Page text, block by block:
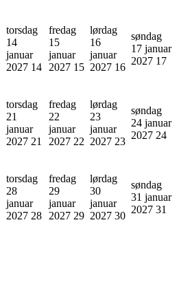
torsdag
14
januar
2027 14
fredag
15
januar
2027 15
lørdag
16
januar
2027 16
søndag
17 januar
2027 17
torsdag
21
januar
2027 21
fredag
22
januar
2027 22
lørdag
23
januar
2027 23
søndag
24 januar
2027 24
torsdag
28
januar
2027 28
fredag
29
januar
2027 29
lørdag
30
januar
2027 30
søndag
31 januar
2027 31